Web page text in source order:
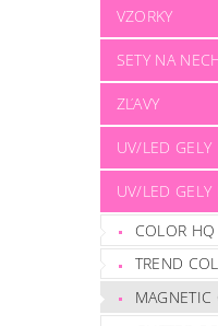
VZORKY
SETY NA
ZĽAVY
UV/LED GELY
UV/LED GELY
COLOR HQ
TREND
MAGNETIC